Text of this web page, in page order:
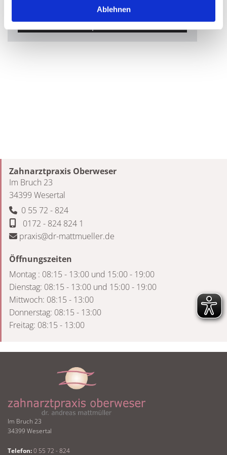
Ablehnen
dieses Video anzusehen.
Zahnarztpraxis Oberweser
Im Bruch 23
34399 Wesertal
 0 55 72 - 824
 0172 - 824 824 1
 praxis@dr-mattmueller.de
Öffnungszeiten
Montag : 08:15 - 13:00 und 15:00 - 19:00
Dienstag: 08:15 - 13:00 und 15:00 - 19:00
Mittwoch: 08:15 - 13:00
Donnerstag: 08:15 - 13:00
Freitag: 08:15 - 13:00
Im Bruch 23
34399 Wesertal
Telefon:0 55 72 - 824